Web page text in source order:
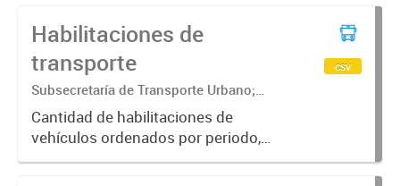
Habilitaciones de
transporte
Subsecretaría de Transporte Urbano;
Secretaría de Movilidad Urbana y
Seguridad ciudadana
Cantidad de habilitaciones de
vehículos ordenados por periodo,
categoría del transporte y calidad
csv